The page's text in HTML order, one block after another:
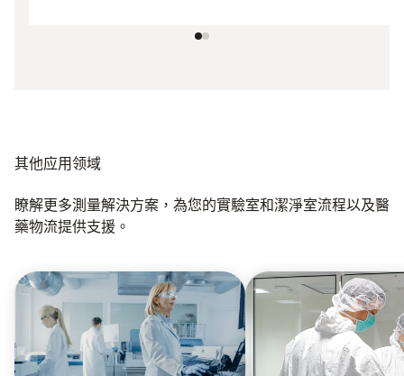
其他应用领域
瞭解更多測量解決方案，為您的實驗室和潔淨室流程以及醫
藥物流提供支援。